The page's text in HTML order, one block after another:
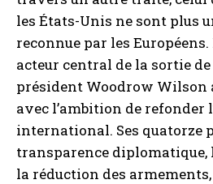
les États-Unis ne sont plus
reconnue par les
acteur central de la sortie de
président Woodrow Wilson
avec l’ambition de refonder
international. Ses quatorze
transparence diplomatique,
la réduction des